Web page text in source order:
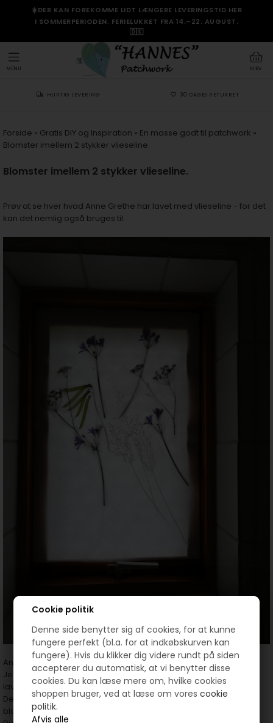
Cookie politik
Denne side benytter sig af cookies, for at kunne
fungere perfekt (bl.a. for at indkøbskurven kan
fungere). Hvis du klikker dig videre rundt på siden
accepterer du automatisk, at vi benytter disse
cookies. Du kan læse mere om, hvilke cookies
shoppen bruger, ved at læse om vorescookie
politik.
☀️DER KAN FOREKOMME LIDT LÆNGERE LEVERINGSTID HER
I SOMMERPERIODEN. FERIELUKKET FRA 14.–22. AUGUST.
🇩🇰
KURV
MENU
HURTIG LEVERING 30 DAGES RETURRET
Forside » Gratis DIY og Inspiration » En masse godt til patchwork »
Blomster imellem 2 stykker vlieseline.
Blomster imellem 2 stykker vlieseline.
Prøv at se hver hvad Anne Grethe har lavet med vlieseline - for det
kan det nemlig også bruges til.
Anne Grethe skriver:
Jeg så det i en udsendelse der hedder Sommer med Ernst... Han
lavede en lampeskærm.
Det er 2 stykker vlieseline - lim side mod lim side med en
blomst/blade imellem og så stryges.